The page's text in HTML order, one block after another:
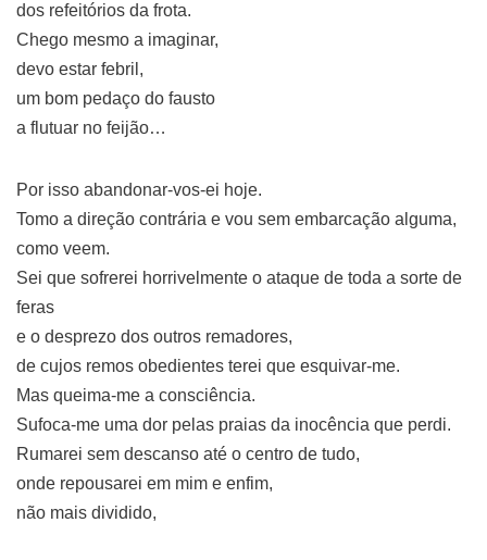
dos refeitórios da frota.
Chego mesmo a imaginar,
devo estar febril,
um bom pedaço do fausto
a flutuar no feijão…
Por isso abandonar-vos-ei hoje.
Tomo a direção contrária e vou sem embarcação alguma,
como veem.
Sei que sofrerei horrivelmente o ataque de toda a sorte de
feras
e o desprezo dos outros remadores,
de cujos remos obedientes terei que esquivar-me.
Mas queima-me a consciência.
Sufoca-me uma dor pelas praias da inocência que perdi.
Rumarei sem descanso até o centro de tudo,
onde repousarei em mim e enfim,
não mais dividido,